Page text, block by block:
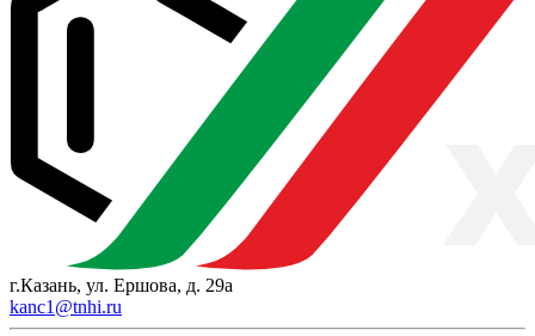
г.Казань, ул. Ершова, д. 29а
kanc1@tnhi.ru